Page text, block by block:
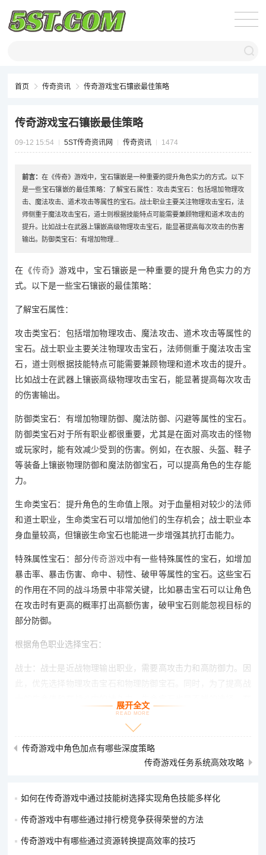
首页 传奇资讯 传奇游戏宝石镶嵌最佳策略
传奇游戏宝石镶嵌最佳策略
09-12 15:54 5ST传奇资讯网 传奇资讯 1474
前言： 在《传奇》游戏中，宝石镶嵌是一种重要的提升角色实力的方式。以下
是一些宝石镶嵌的最佳策略：了解宝石属性：攻击类宝石：包括增加物理攻
击、魔法攻击、道术攻击等属性的宝石。战士职业主要关注物理攻击宝石，法
师侧重于魔法攻击宝石，道士则根据技能特点可能需要兼顾物理和道术攻击的
提升。比如战士在武器上镶嵌高级物理攻击宝石，能显著提高每次攻击的伤害
输出。防御类宝石：有增加物理...
在《传奇》游戏中，宝石镶嵌是一种重要的提升角色实力的方
式。以下是一些宝石镶嵌的最佳策略：
了解宝石属性：
攻击类宝石：包括增加物理攻击、魔法攻击、道术攻击等属性的
宝石。战士职业主要关注物理攻击宝石，法师侧重于魔法攻击宝
石，道士则根据技能特点可能需要兼顾物理和道术攻击的提升。
比如战士在武器上镶嵌高级物理攻击宝石，能显著提高每次攻击
的伤害输出。
防御类宝石：有增加物理防御、魔法防御、闪避等属性的宝石。
防御类宝石对于所有职业都很重要，尤其是在面对高攻击的怪物
或玩家时，能有效减少受到的伤害。例如，在衣服、头盔、鞋子
等装备上镶嵌物理防御和魔法防御宝石，可以提高角色的生存能
力。
生命类宝石：提升角色的生命值上限。对于血量相对较少的法师
和道士职业，生命类宝石可以增加他们的生存机会；战士职业本
身血量较高，但镶嵌生命宝石也能进一步增强其抗打击能力。
特殊属性宝石：部分传奇游戏中有一些特殊属性的宝石，如增加
暴击率、暴击伤害、命中、韧性、破甲等属性的宝石。这些宝石
的作用在不同的战斗场景中非常关键，比如暴击宝石可以让角色
在攻击时有更高的概率打出高额伤害，破甲宝石则能忽视目标的
部分防御。
根据角色职业选择宝石：
战士：战士是近战物理输出职业，需要高攻击力和高防御力。因
士的生命值和在战斗中的持久力，生命宝石也是不错的选择。在
特殊属性宝石方面，可以考虑镶嵌暴击宝石和破甲宝石，增加爆
法师：法师的特点是远程魔法攻击，魔法攻击力和魔法防御力是
关键属性。所以，魔法攻击宝石和魔法防御宝石是法师的首选。
存能力。另外，法师可以选择一些增加技能伤害或减少技能冷却
时间的特殊宝石，以提高输出效率。
道士：道士是一个兼具辅助和输出能力的职业，需要综合考虑各
展开全文
READ MORE
传奇游戏中角色加点有哪些深度策略
传奇游戏任务系统高效攻略
如何在传奇游戏中通过技能树选择实现角色技能多样化
传奇游戏中有哪些通过排行榜竞争获得荣誉的方法
传奇游戏中有哪些通过资源转换提高效率的技巧